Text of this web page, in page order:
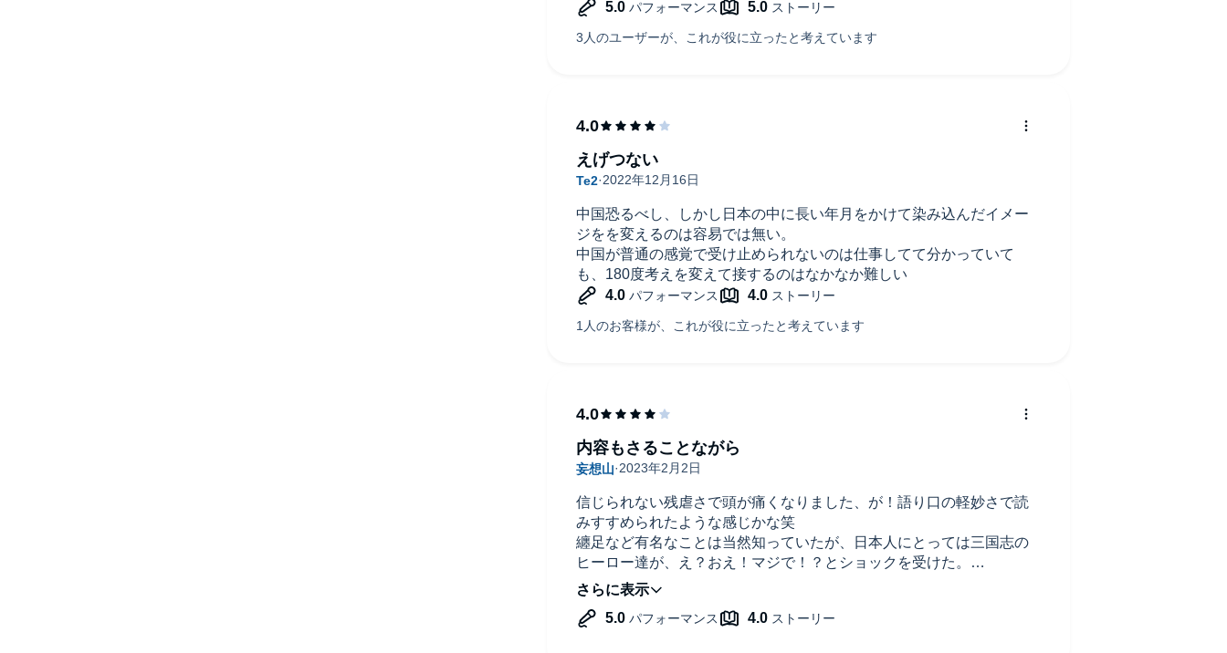
うかは別にして、中国に対してもっと冷静に客観的に見つめる必要が
あると思いました。この本で書かれた内容を知ると、今日までの中国
な歴史的な背景があれば、何が行われていても不思議ではありません
ね。貴重なお話をいただき誠にありがとうございました。
中国恐るべし、しかし日本の中に長い年月をかけて染み込んだイメー
ジをを変えるのは容易では無い。
中国が普通の感覚で受け止められないのは仕事してて分かっていて
も、180度考えを変えて接するのはなかなか難しい
えげつない
信じられない残虐さで頭が痛くなりました、が！語り口の軽妙さで読
みすすめられたような感じかな笑
纏足など有名なことは当然知っていたが、日本人にとっては三国志の
ヒーロー達が、え？おえ！マジで！？とショックを受けた。
それが史実であるのだからね…
この文化が地球のどこかに残っていませんようにと祈るばかり。
内容もさることながら